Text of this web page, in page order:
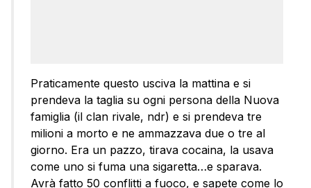
Praticamente questo usciva la mattina e si
prendeva la taglia su ogni persona della Nuova
famiglia (il clan rivale, ndr) e si prendeva tre
milioni a morto e ne ammazzava due o tre al
giorno. Era un pazzo, tirava cocaina, la usava
come uno si fuma una sigaretta…e sparava.
Avrà fatto 50 conflitti a fuoco, e sapete come lo